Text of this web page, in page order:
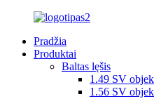
Pradžia
Produktai
Baltas lęšis
1.49 SV
1.56 SV